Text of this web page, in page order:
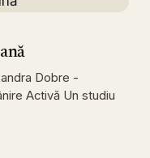
Dobre -
Activă Un studiu